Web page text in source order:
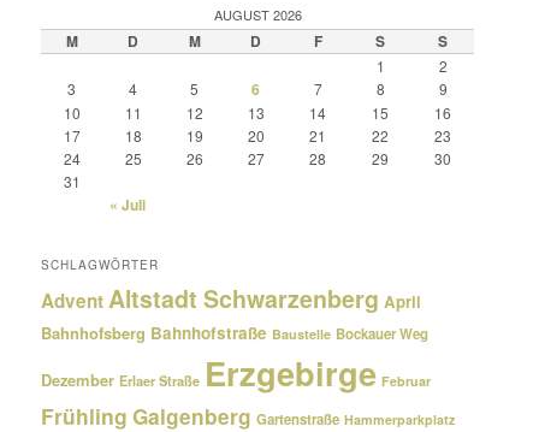
AUGUST 2026
M D M D F S S
1
2
3
4 5 6 7 8
9
10
11 12 13 14 15
16
17
18 19 20 21 22
23
24
25 26 27 28 29
30
31
« Juli
SCHLAGWÖRTER
AdventAltstadt Schwarzenberg April
Bahnhofsberg Bahnhofstraße Baustelle Bockauer Weg
Dezember Erlaer Straße Erzgebirge Februar
Frühling Galgenberg Gartenstraße Hammerparkplatz